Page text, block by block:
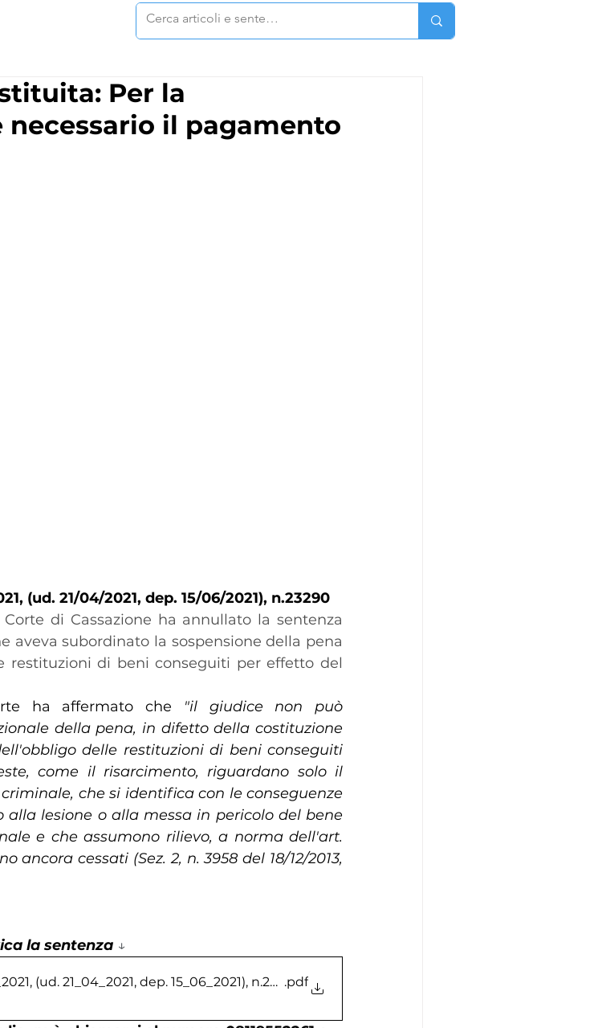
Per la
il pagamento
(ud. 21/04/2021, dep. 15/06/2021), n.23290
di Cassazione ha annullato la sentenza
aveva subordinato la sospensione della pena
restituzioni di beni conseguiti per effetto del
ha affermato che "il giudice non può
della pena, in difetto della costituzione
delle restituzioni di beni conseguiti
come il risarcimento, riguardano solo il
che si identifica con le conseguenze
lesione o alla messa in pericolo del bene
e che assumono rilievo, a norma dell'art.
ancora cessati (Sez. 2, n. 3958 del 18/12/2013,
la sentenza ↓
(ud. 21_04_2021, dep. 15_06_2021), n.23290
.pdf